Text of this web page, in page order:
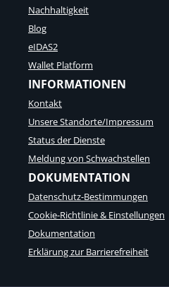
Nachhaltigkeit
Blog
eIDAS2
Wallet Platform
INFORMATIONEN
Kontakt
Unsere Standorte/Impressum
Status der Dienste
Meldung von Schwachstellen
DOKUMENTATION
Datenschutz-Bestimmungen
Cookie-Richtlinie & Einstellungen
Dokumentation
Erklärung zur Barrierefreiheit